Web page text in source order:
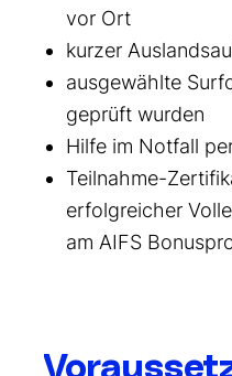
vor Ort
kurzer
ausgewählte
geprüft wurden
Hilfe im Notfall
Teilnahme-
erfolgreicher
am AIFS